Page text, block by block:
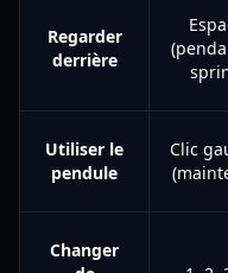
Regarder
derrière
Utiliser le
pendule
Clic
Changer